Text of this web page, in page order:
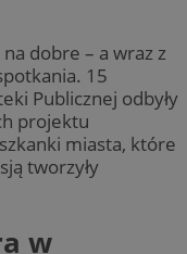
dobre – a wraz z
15
Publicznej odbyły
projektu
miasta, które
tworzyły
w